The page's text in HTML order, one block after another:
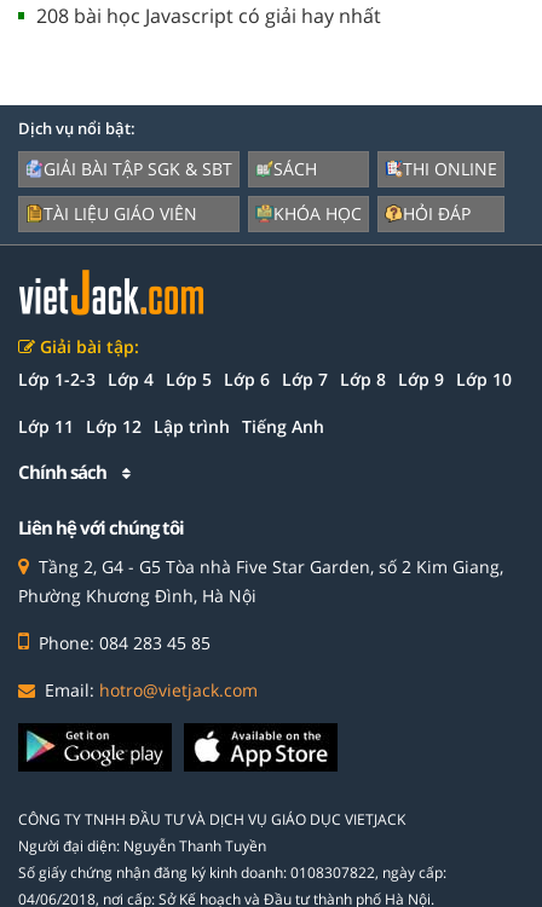
208 bài học Javascript có giải hay nhất
Dịch vụ nổi bật:
GIẢI BÀI TẬP SGK & SBT
TÀI LIỆU GIÁO VIÊN
SÁCH
KHÓA HỌC
THI ONLINE
HỎI ĐÁP
Giải bài tập:
Lớp 1-2-3 Lớp 4 Lớp 5 Lớp 6 Lớp 7 Lớp 8 Lớp 9 Lớp 10
Lớp 11 Lớp 12 Lập trình Tiếng Anh
Chính sách
Liên hệ với chúng tôi
Tầng 2, G4 - G5 Tòa nhà Five Star Garden, số 2 Kim Giang,
Phường Khương Đình, Hà Nội
Phone: 084 283 45 85
Email: hotro@vietjack.com
CÔNG TY TNHH ĐẦU TƯ VÀ DỊCH VỤ GIÁO DỤC VIETJACK
Người đại diện: Nguyễn Thanh Tuyền
Số giấy chứng nhận đăng ký kinh doanh: 0108307822, ngày cấp:
04/06/2018, nơi cấp: Sở Kế hoạch và Đầu tư thành phố Hà Nội.